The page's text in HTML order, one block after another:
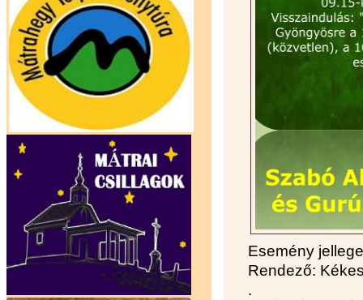
Esemény
Rendező:
.